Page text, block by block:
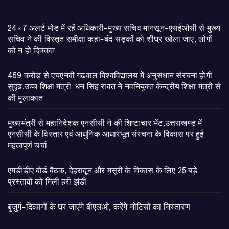
24×7 अलर्ट मोड में रहें अधिकारी-मुख्य सचिव मानसून-एसईओसी से मुख्य
सचिव ने की विस्तृत समीक्षा कहा-बंद सड़कों को शीघ्र खोला जाए, लोगों
को न हो दिक्कत
459 करोड़ से एचएनबी गढ़वाल विश्वविद्यालय में अनुसंधान संरचना होगी
सुदृढ,उच्च शिक्षा मंत्री धन सिंह रावत ने नवनियुक्त केन्द्रीय शिक्षा मंत्री से
की मुलाकात
मुख्यमंत्री से महानिदेशक एनसीसी ने की शिष्टाचार भेंट,उत्तराखण्ड में
एनसीसी के विस्तार एवं आधुनिक आधारभूत संरचना के विकास पर हुई
महत्वपूर्ण चर्चा
एमडीडीए बोर्ड बैठक, देहरादून और मसूरी के विकास के लिए 25 बड़े
प्रस्तावों को मिली हरी झंडी
बुजुर्ग-दिव्यांगों के घर जाएंगे बीएलओ, करेंगे नोटिसों का निस्तारण